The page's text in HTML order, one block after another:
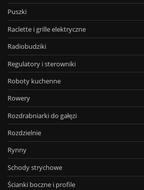
Puszki
Raclette i grille elektryczne
Radiobudziki
Regulatory i sterowniki
Roboty kuchenne
Rowery
Rozdrabniarki do gałęzi
Rozdzielnie
Rynny
Schody strychowe
Ścianki boczne i profile